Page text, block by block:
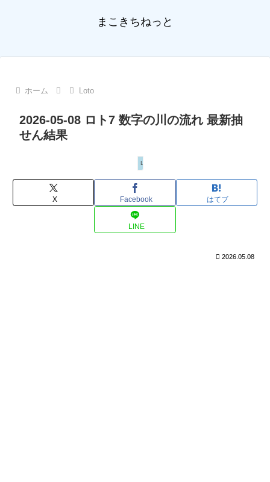
まこきちねっと
ホーム Loto
2026-05-08 ロト7 数字の川の流れ 最新抽
せん結果
Loto
X Facebook はてブ
LINE
2026.05.08